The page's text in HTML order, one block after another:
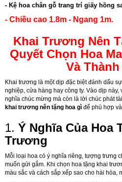
- Kệ hoa chân gỗ trang trí giấy hồng
- Chiều cao 1.8m - Ngang 1m.
Khai Trương Nên
Quyết Chọn Hoa
Và
Khai trương là một dịp đặc biệt đánh dấu
nghiệp, cửa hàng hay công ty. Vào dịp
nghĩa chúc mừng mà còn là lời chúc phát
khai trương nên tặng hoa gì để phù hợp
1. Ý Nghĩa Của Hoa
Trương
Mỗi loại hoa có ý nghĩa riêng, tượng trưng
muốn gửi gắm. Khi chọn hoa tặng khai
màu sắc và cách sắp xếp sao cho hài hòa,